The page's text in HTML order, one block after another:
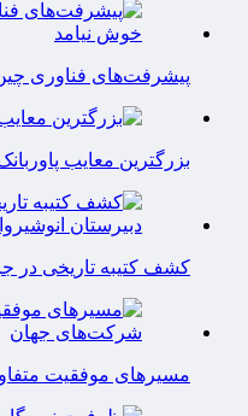
پیشرفت‌های فناوری
بزرگترین معایب
کشف کتیبه تاریخی در
مسیرهای موفقیت